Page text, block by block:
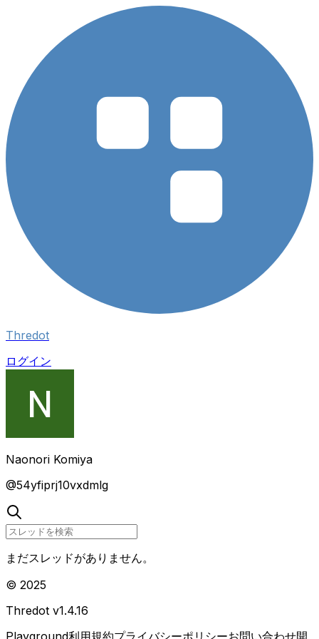
Thredot
ログイン
Naonori Komiya
@54yfiprj10vxdmlg
まだスレッドがありません。
© 2025
Thredot v1.4.16
Playground利用規約プライバシーポリシーお問い合わせ開